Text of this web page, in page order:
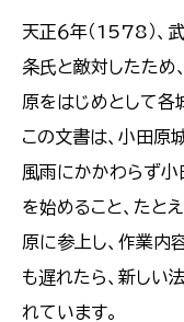
天正６年（1578）、
条氏と敵対したため
原をはじめとして各
この文書は、小田原
風雨にかかわらず
を始めること、たと
原に参上し、作業内
も遅れたら、新しい
れています。